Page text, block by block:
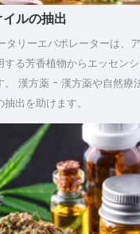
ルの抽出
リーエバポレーターは、
する芳香植物からエッセン
。 漢方薬 - 漢方薬や自然療
出を助けます。